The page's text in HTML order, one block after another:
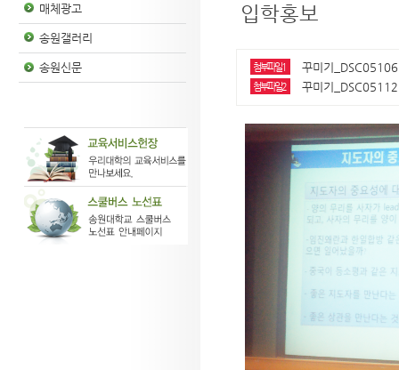
매체광고
송원갤러리
송원신문
입학홍보
첨부파일1 꾸미기
첨부파일2 꾸미기